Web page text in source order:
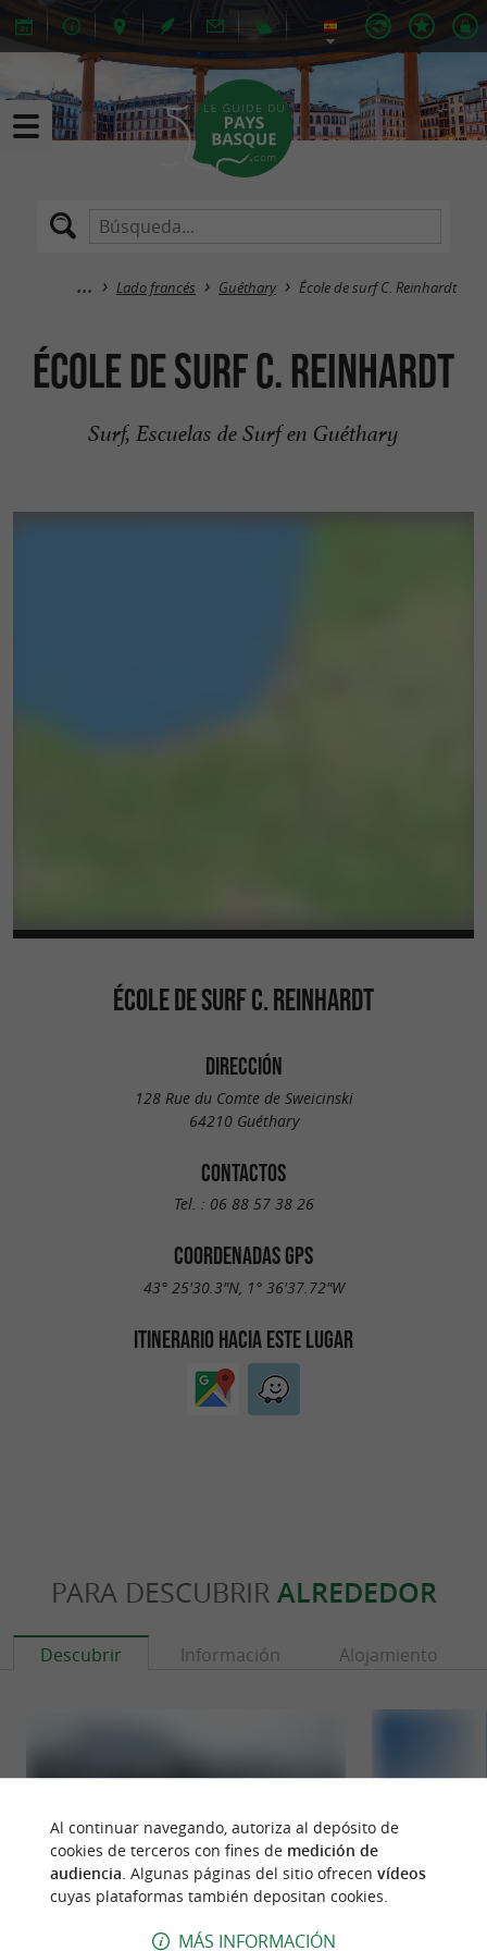
Lado francés Guéthary École de surf C. Reinhardt
École de surf C. Reinhardt
Surf, Escuelas de Surf en Guéthary
ÉCOLE DE SURF C. REINHARDT
DIRECCIÓN
128 Rue du Comte de Sweicinski
64210 Guéthary
CONTACTOS
Tel. : 06 88 57 38 26
COORDENADAS GPS
43° 25'30.3"N, 1° 36'37.72"W
ITINERARIO HACIA ESTE LUGAR
PARA DESCUBRIR ALREDEDOR
Descubrir Información Alojamiento
Al continuar navegando, autoriza al depósito de
cookies de terceros con fines de medición de
audiencia . Algunas páginas del sitio ofrecen vídeos
cuyas plataformas también depositan cookies.
MÁS INFORMACIÓN